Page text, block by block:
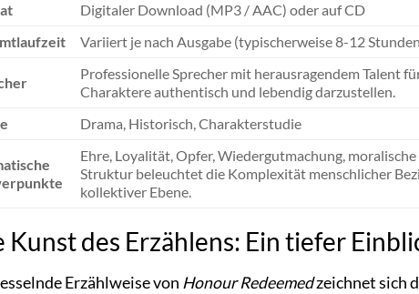
Digitaler Download (MP3 / AAC) oder auf CD
Variiert je nach Ausgabe (typischerweise 8-12
Professionelle Sprecher mit herausragendem Talent
Charaktere authentisch und lebendig darzustellen.
Drama, Historisch, Charakterstudie
Ehre, Loyalität, Opfer, Wiedergutmachung,
Struktur beleuchtet die Komplexität menschlicher
kollektiver Ebene.
Kunst des Erzählens: Ein tiefer
Erzählweise von Honour Redeemedzeichnet sich